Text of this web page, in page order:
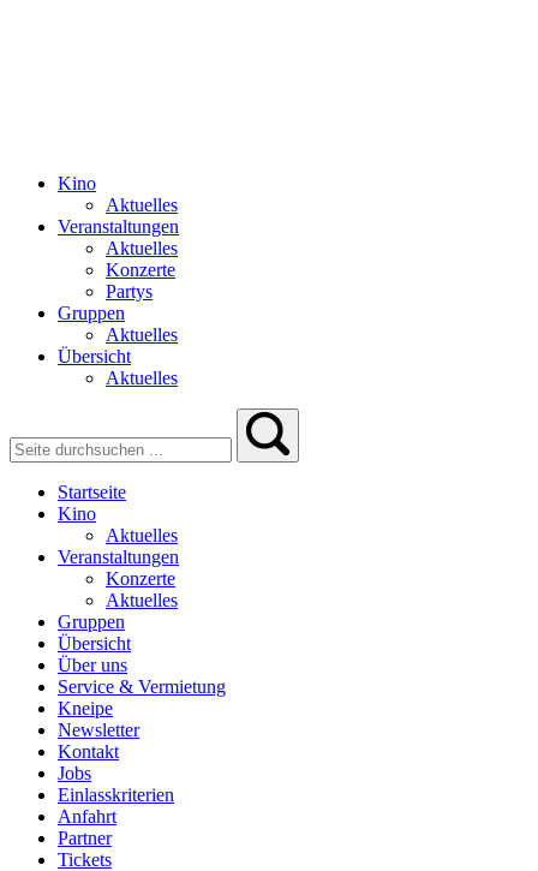
Kino
Aktuelles
Veranstaltungen
Aktuelles
Konzerte
Partys
Gruppen
Aktuelles
Übersicht
Aktuelles
Startseite
Kino
Aktuelles
Veranstaltungen
Konzerte
Aktuelles
Gruppen
Übersicht
Über uns
Service & Vermietung
Kneipe
Newsletter
Kontakt
Jobs
Einlasskriterien
Anfahrt
Partner
Tickets